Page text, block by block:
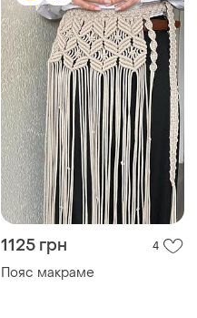
1125 грн 4
Пояс макраме